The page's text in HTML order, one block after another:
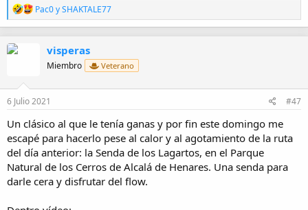
R
e
a
e
s
:
Pac0ySHAKTALE77
visperas
Miembro Veterano
6 Julio 2021 #47
Un clásico al que le tenía ganas y por fin este domingo me
escapé para hacerlo pese al calor y al agotamiento de la ruta
del día anterior: la Senda de los Lagartos, en el Parque
Natural de los Cerros de Alcalá de Henares. Una senda para
darle cera y disfrutar del flow.